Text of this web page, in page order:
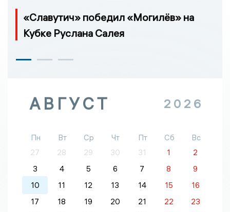
«Славутич» победил «Могилёв» на
Кубке Руслана Салея
АВГУСТ 2026
Пн Вт Ср Чт Пт Сб
Вс
27
28 29 30 31 1
2
3
4 5 6 7 8
9
10
11 12 13 14 15
16
17
18 19 20 21 22
23